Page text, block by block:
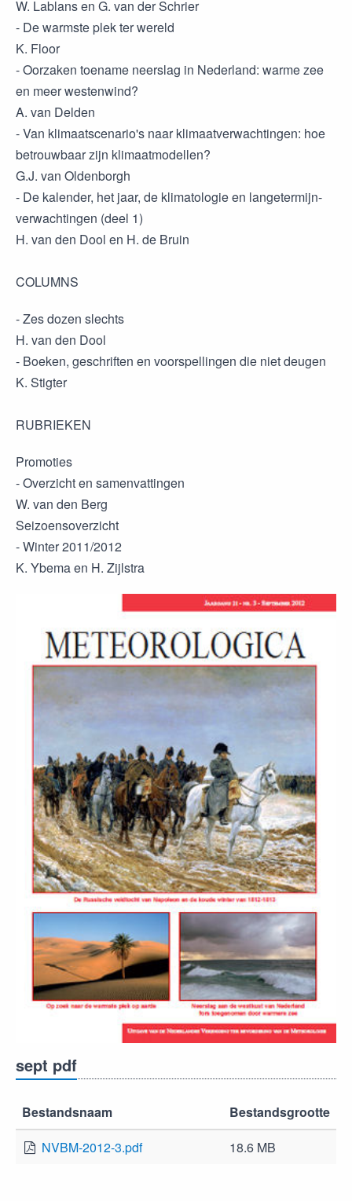
W. Lablans en G. van der Schrier
- De warmste plek ter wereld
K. Floor
- Oorzaken toename neerslag in Nederland: warme zee
en meer westenwind?
A. van Delden
- Van klimaatscenario's naar klimaatverwachtingen: hoe
betrouwbaar zijn klimaatmodellen?
G.J. van Oldenborgh
- De kalender, het jaar, de klimatologie en langetermijn-
verwachtingen (deel 1)
H. van den Dool en H. de Bruin
COLUMNS
- Zes dozen slechts
H. van den Dool
- Boeken, geschriften en voorspellingen die niet deugen
K. Stigter
RUBRIEKEN
Promoties
- Overzicht en samenvattingen
W. van den Berg
Seizoensoverzicht
- Winter 2011/2012
K. Ybema en H. Zijlstra
sept pdf
Bestandsnaam
Bestandsgrootte
NVBM-2012-3.pdf
18.6 MB